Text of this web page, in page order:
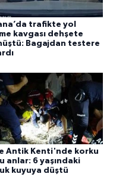
trafikte yol
kavgası dehşete
Bagajdan testere
Antik Kenti'nde korku
anlar: 6 yaşındaki
kuyuya düştü